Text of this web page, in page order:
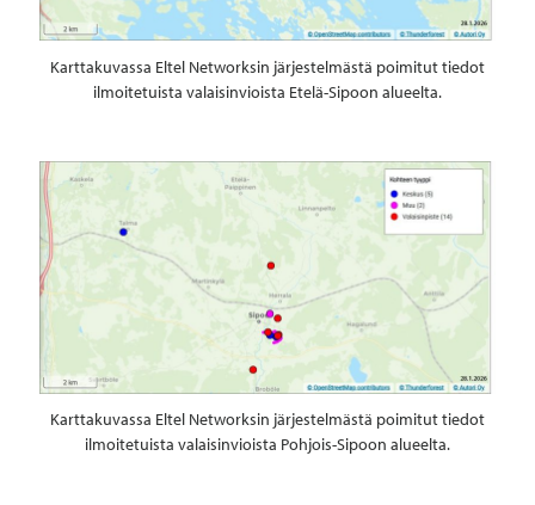
Karttakuvassa Eltel Networksin järjestelmästä poimitut tiedot
ilmoitetuista valaisinvioista Etelä-Sipoon alueelta.
Karttakuvassa Eltel Networksin järjestelmästä poimitut tiedot
ilmoitetuista valaisinvioista Pohjois-Sipoon alueelta.